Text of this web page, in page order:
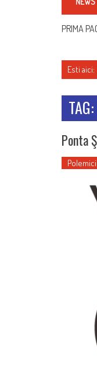
PRIMA
Esti aici:
Ponta